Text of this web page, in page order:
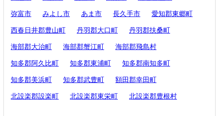
弥富市 みよし市 あま市 長久手市 愛知郡東郷町
西春日井郡豊山町 丹羽郡大口町 丹羽郡扶桑町
海部郡大治町 海部郡蟹江町 海部郡飛島村
知多郡阿久比町 知多郡東浦町 知多郡南知多町
知多郡美浜町 知多郡武豊町 額田郡幸田町
北設楽郡設楽町 北設楽郡東栄町 北設楽郡豊根村